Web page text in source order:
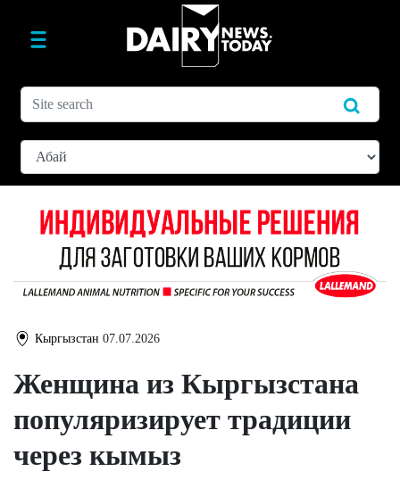
Кыргызстан 07.07.2026
Женщина из Кыргызстана
популяризирует традиции
через кымыз